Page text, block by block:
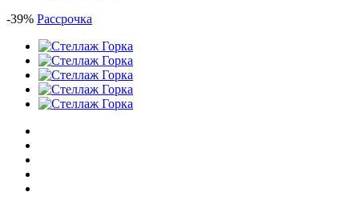
-39% Рассрочка